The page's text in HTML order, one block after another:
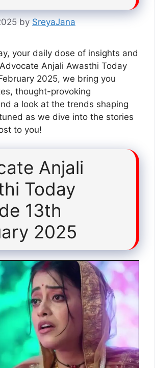
by SreyaJana
your daily dose of insights and
Anjali Awasthi Today
2025, we bring you
thought-provoking
a look at the trends shaping
as we dive into the stories
to you!
Anjali
Today
13th
2025